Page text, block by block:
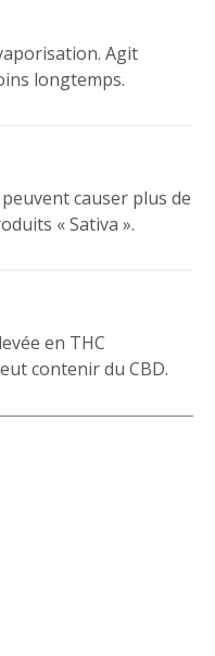
Agit
longtemps.
causer plus de
« Sativa ».
en THC
contenir du CBD.